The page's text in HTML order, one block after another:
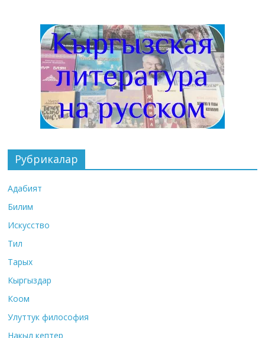
Рубрикалар
Адабият
Билим
Искусство
Тил
Тарых
Кыргыздар
Коом
Улуттук философия
Накыл кептер